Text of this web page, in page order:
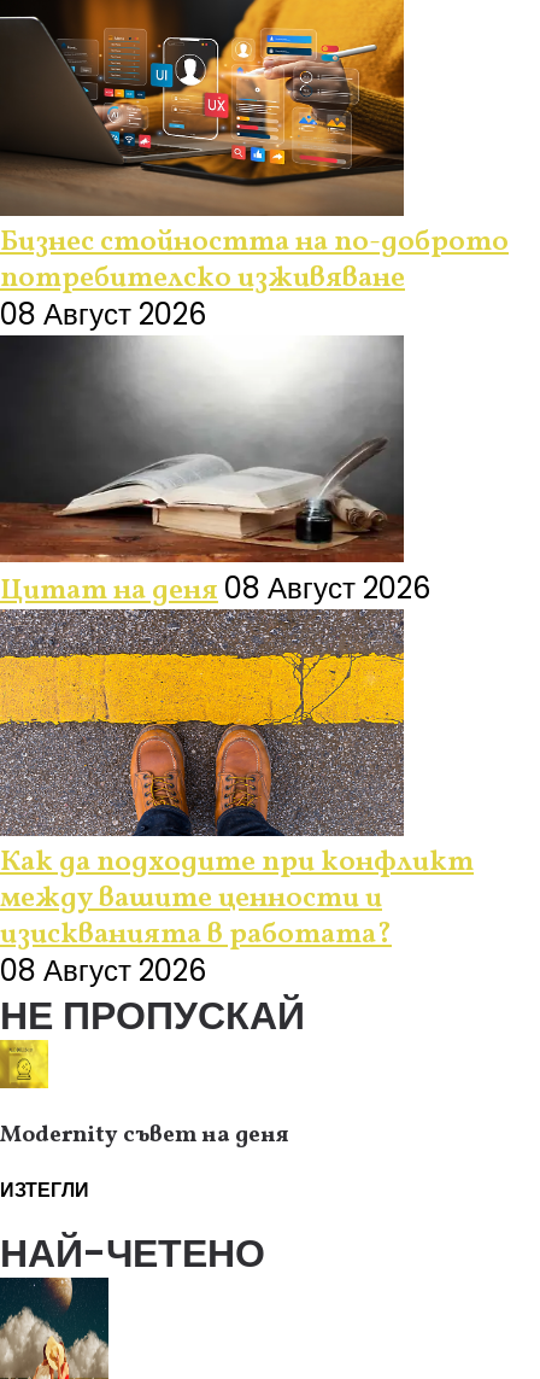
Бизнес стойността на по-доброто
потребителско изживяване
08 Август 2026
Цитат на деня08 Август 2026
Как да подходите при конфликт
между вашите ценности и
изискванията в работата?
08 Август 2026
НЕ ПРОПУСКАЙ
Modernity съвет на деня
ИЗТЕГЛИ
НАЙ-ЧЕТЕНО